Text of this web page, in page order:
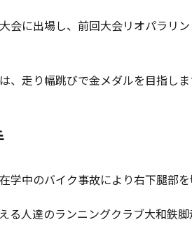
会に出場し、前回大会リオパラリ
、走り幅跳びで金メダルを目指しま
学中のバイク事故により右下腿部を
る人達のランニングクラブ大和鉄